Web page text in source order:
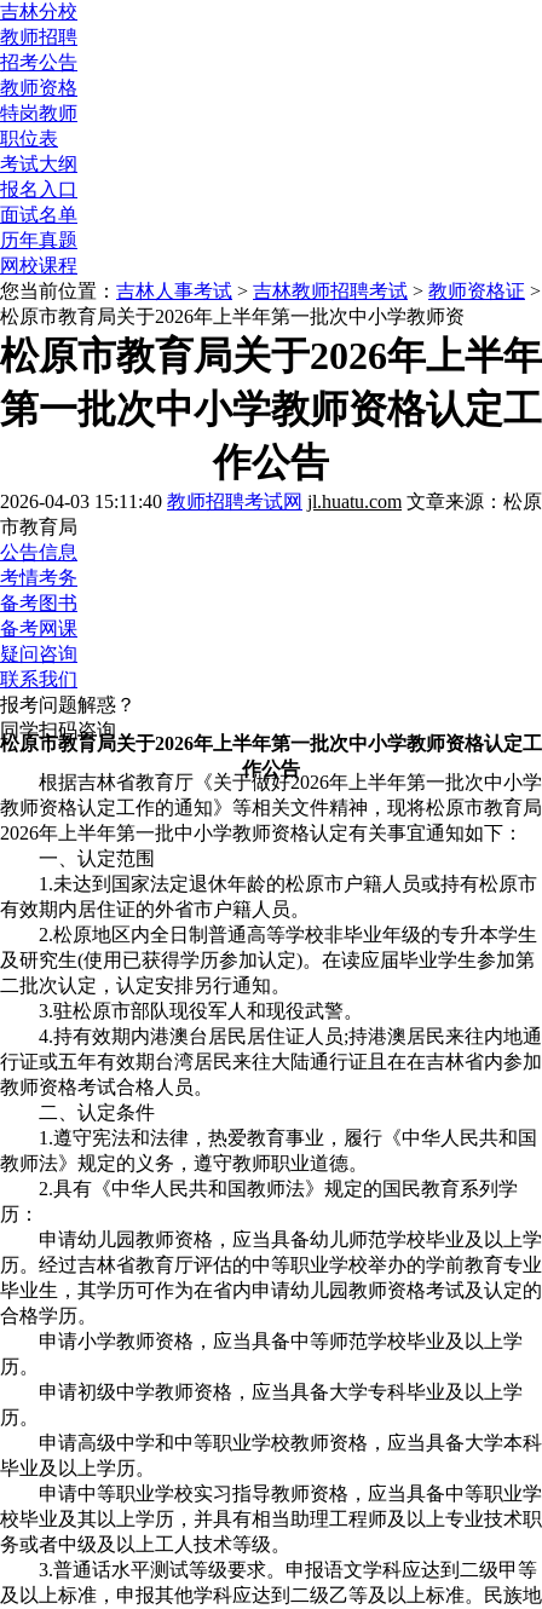
吉林分校
教师招聘
招考公告
教师资格
特岗教师
职位表
考试大纲
报名入口
面试名单
历年真题
网校课程
您当前位置： 吉林人事考试 > 吉林教师招聘考试 > 教师资格证 >
松原市教育局关于2026年上半年第一批次中小学教师资
松原市教育局关于2026年上半年
第一批次中小学教师资格认定工
作公告
2026-04-03 15:11:40 教师招聘考试网 jl.huatu.com 文章来源：松原
市教育局
公告信息
考情考务
备考图书
备考网课
疑问咨询
联系我们
报考问题解惑？
同学扫码咨询
松原市教育局关于2026年上半年第一批次中小学教师资格认定工
作公告
根据吉林省教育厅《关于做好2026年上半年第一批次中小学
教师资格认定工作的通知》等相关文件精神，现将松原市教育局
2026年上半年第一批中小学教师资格认定有关事宜通知如下：
一、认定范围
1.未达到国家法定退休年龄的松原市户籍人员或持有松原市
有效期内居住证的外省市户籍人员。
2.松原地区内全日制普通高等学校非毕业年级的专升本学生
及研究生(使用已获得学历参加认定)。在读应届毕业学生参加第
二批次认定，认定安排另行通知。
3.驻松原市部队现役军人和现役武警。
4.持有效期内港澳台居民居住证人员;持港澳居民来往内地通
行证或五年有效期台湾居民来往大陆通行证且在在吉林省内参加
教师资格考试合格人员。
二、认定条件
1.遵守宪法和法律，热爱教育事业，履行《中华人民共和国
教师法》规定的义务，遵守教师职业道德。
2.具有《中华人民共和国教师法》规定的国民教育系列学
历：
申请幼儿园教师资格，应当具备幼儿师范学校毕业及以上学
历。经过吉林省教育厅评估的中等职业学校举办的学前教育专业
毕业生，其学历可作为在省内申请幼儿园教师资格考试及认定的
合格学历。
申请小学教师资格，应当具备中等师范学校毕业及以上学
历。
申请初级中学教师资格，应当具备大学专科毕业及以上学
历。
申请高级中学和中等职业学校教师资格，应当具备大学本科
毕业及以上学历。
申请中等职业学校实习指导教师资格，应当具备中等职业学
校毕业及其以上学历，并具有相当助理工程师及以上专业技术职
务或者中级及以上工人技术等级。
3.普通话水平测试等级要求。申报语文学科应达到二级甲等
及以上标准，申报其他学科应达到二级乙等及以上标准。民族地